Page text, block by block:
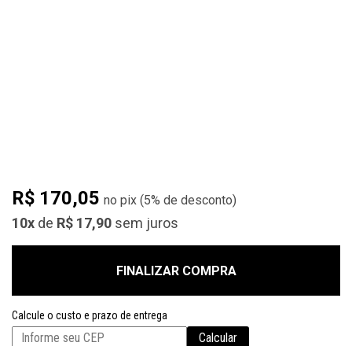
10x de R$ 17,90 sem juros
R$ 170,05 (5% de desconto)
FINALIZAR COMPRA
Calcule o custo e prazo de entrega
Calcular